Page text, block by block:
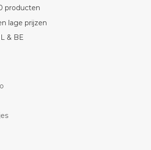
producten
lage prijzen
& BE